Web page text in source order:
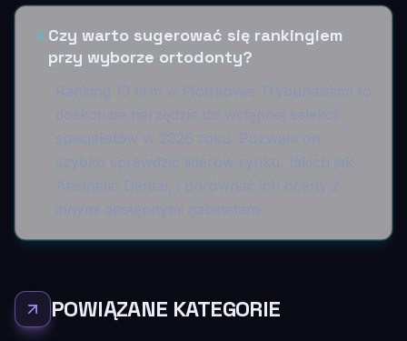
Czy warto sugerować się rankingiem
przy wyborze ortodonty?
POWIĄZANE KATEGORIE